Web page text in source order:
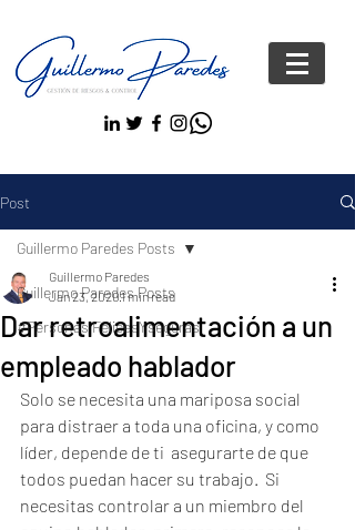
Post
Guillermo Paredes Posts
#Personas FelicesYseguras
Guillermo Paredes Posts
Dar retroalimentación a un
empleado hablador
Guillermo Paredes
Jan 23, 20201 min read
Solo se necesita una mariposa social
para distraer a toda una oficina, y como
líder, depende de ti  asegurarte de que
todos puedan hacer su trabajo.  Si
necesitas controlar a un miembro del